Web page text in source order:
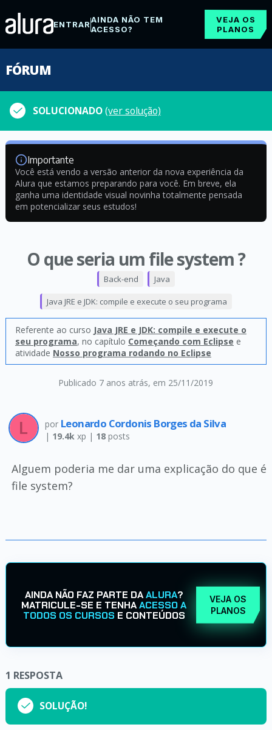
ENTRARAINDA NÃO TEM
ACESSO?
VEJA OS
PLANOS
FÓRUM
SOLUCIONADO(ver solução)
Importante
Você está vendo a versão anterior da nova experiência da
Alura que estamos preparando para você. Em breve, ela
ganha uma identidade visual novinha totalmente pensada
em potencializar seus estudos!
O que seria um file system ?
Publicado 7 anos atrás, em 25/11/2019
Back-end Java
Java JRE e JDK: compile e execute o seu programa
Referente ao curso Java JRE e JDK: compile e execute o
seu programa, no capítulo Começando com Eclipse e
atividade Nosso programa rodando no Eclipse
por Leonardo Cordonis Borges da Silva
| 19.4kxp | 18posts
Alguem poderia me dar uma explicação do que é
file system?
AINDA NÃO FAZ PARTE DAALURA?
MATRICULE-SE E TENHAACESSO A
TODOS OS CURSOS E CONTEÚDOS
VEJA OS
PLANOS
1 RESPOSTA
SOLUÇÃO!